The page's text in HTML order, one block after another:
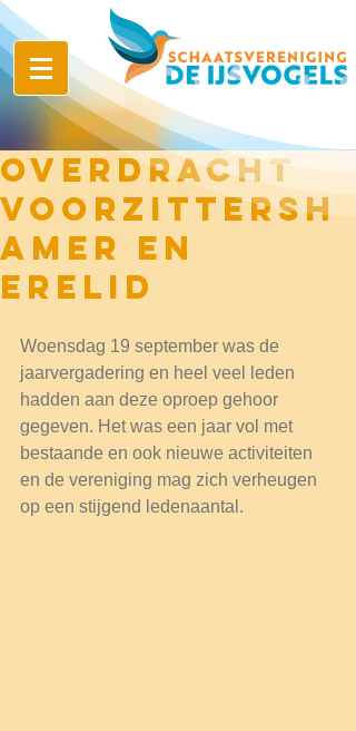
Overdracht
voorzittersh
amer en
erelid
Woensdag 19 september was de
jaarvergadering en heel veel leden
hadden aan deze oproep gehoor
gegeven. Het was een jaar vol met
bestaande en ook nieuwe activiteiten
en de vereniging mag zich verheugen
op een stijgend ledenaantal.